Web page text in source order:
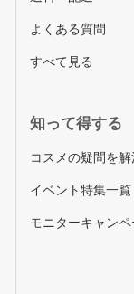
よくある質問
すべて見る
知って得する
コスメの疑問を解
イベント特集一覧
モニターキャンペ